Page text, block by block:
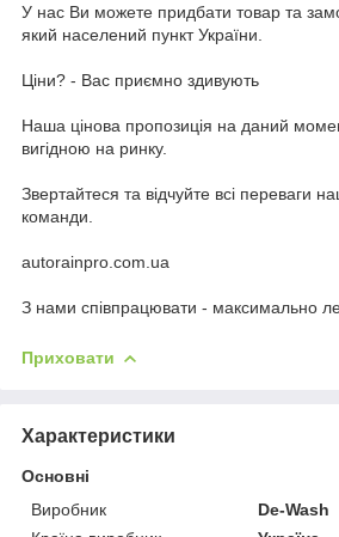
У наc Ви можете придбати товар та
який населений пункт України.
Ціни? - Вас приємно здивують
Наша цінова пропозиція на даний
вигідною на ринку.
Звертайтеся та відчуйте всі переваги
команди.
autorainpro.com.ua
З нами співпрацювати - максимально
Приховати
Характеристики
Основні
Виробник
De-Wash